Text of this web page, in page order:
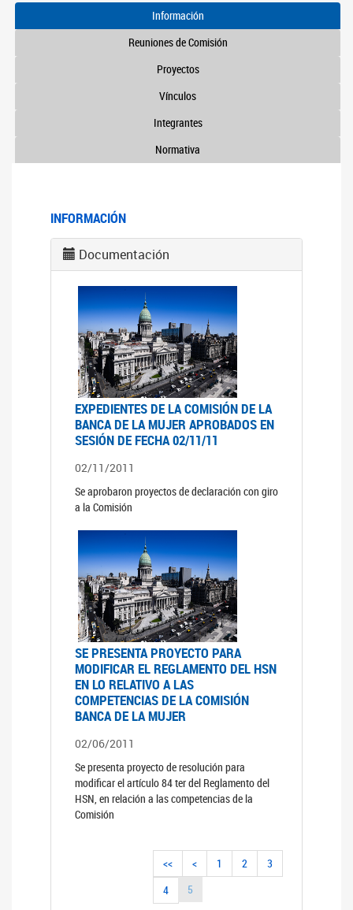
Información
Reuniones de Comisión
Proyectos
Vínculos
Integrantes
Normativa
INFORMACIÓN
Documentación
EXPEDIENTES DE LA COMISIÓN DE LA
BANCA DE LA MUJER APROBADOS EN
SESIÓN DE FECHA 02/11/11
02/11/2011
Se aprobaron proyectos de declaración con giro
a la Comisión
SE PRESENTA PROYECTO PARA
MODIFICAR EL REGLAMENTO DEL HSN
EN LO RELATIVO A LAS
COMPETENCIAS DE LA COMISIÓN
BANCA DE LA MUJER
02/06/2011
Se presenta proyecto de resolución para
modificar el artículo 84 ter del Reglamento del
HSN, en relación a las competencias de la
Comisión
<< < 1 2
3
4
5